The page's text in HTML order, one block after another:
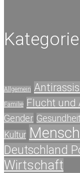
Allgemein
Familie Flucht und
Gender Gesundheit
Kultur
Deutschland
Wirtschaft